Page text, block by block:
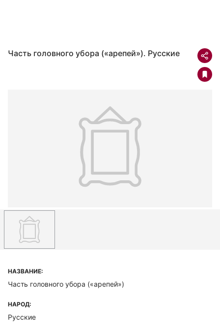
Часть головного убора («арепей»). Русские
НАЗВАНИЕ:
Часть головного убора («арепей»)
НАРОД:
Русские